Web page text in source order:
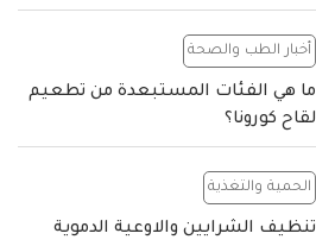
أخبار الطب والصحة
ما هي الفئات المستبعدة من تطعيم
لقاح كورونا؟
الحمية والتغذية
تنظيف الشرايين والاوعية الدموية